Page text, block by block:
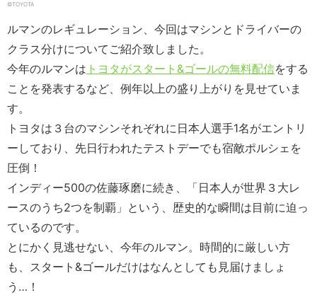
©︎TOYOTA
ルマンのレギュレーション、今回はマシンとドライバーの
クラス分けについてご紹介致しました。
今年のルマンは トヨタがスタート&ゴールの無料配信をする
ことを発表するなど、例年以上の盛り上がりを見せていま
す。
トヨタは３台のマシンそれぞれに日本人選手1名がエントリ
ーしており、先日行われたテストデーでも宿敵ポルシェを
圧倒！
インディー500の佐藤琢磨に続き、「日本人が世界３大レ
ースのうち2つを制覇」という、歴史的な瞬間は目前に迫っ
ているのです。
とにかく見逃せない、今年のルマン。時間的に厳しい方
も、スタート&ゴールだけはなんとしても見届けましょ
う…！